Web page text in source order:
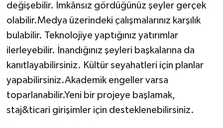
değişebilir. İmkânsız gördüğünüz şeyler gerçek
olabilir.Medya üzerindeki çalışmalarınız karşılık
bulabilir. Teknolojiye yaptığınız yatırımlar
ilerleyebilir. İnandığınız şeyleri başkalarına da
kanıtlayabilirsiniz. Kültür seyahatleri için planlar
yapabilirsiniz.Akademik engeller varsa
toparlanabilir.Yeni bir projeye başlamak,
staj&ticari girişimler için desteklenebilirsiniz.